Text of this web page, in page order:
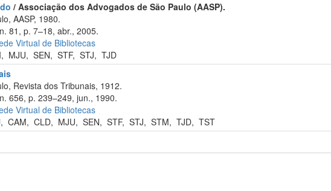
/ Associação dos Advogados de São Paulo (AASP).
AASP, 1980.
81, p. 7–18, abr., 2005.
Virtual de Bibliotecas
, MJU,SEN,STF,STJ,TJD
Revista dos Tribunais, 1912.
656, p. 239–249, jun., 1990.
Virtual de Bibliotecas
,CAM,CLD, MJU,SEN,STF,STJ,STM,TJD,TST